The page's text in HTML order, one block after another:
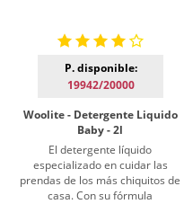
P. disponible:
19942/20000
Woolite - Detergente Liquido
Baby - 2l
El detergente líquido
especializado en cuidar las
prendas de los más chiquitos de
casa. Con su fórmula